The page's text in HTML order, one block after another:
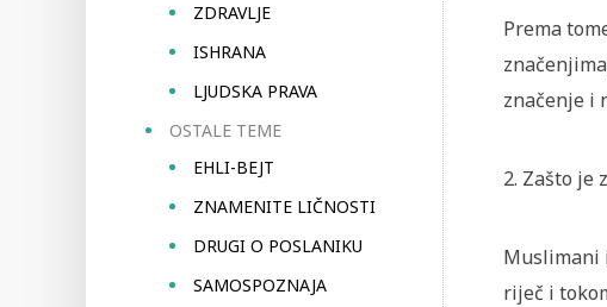
ZDRAVLJE
ISHRANA
LJUDSKA PRAVA
OSTALE TEME
EHLI-BEJT
ZNAMENITE LIČNOSTI
DRUGI O POSLANIKU
SAMOSPOZNAJA
Prema
značenje i
2. Zašto je
Muslimani
riječ i